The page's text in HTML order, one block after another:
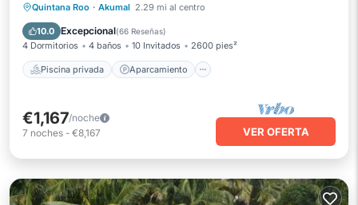
Quintana Roo · Akumal 2.29 mi al centro
10.0 Excepcional(66 Reseñas)
4 Dormitorios 4 baños 10 Invitados 2600 pies²
Piscina privada Aparcamiento
Piscina privada
Aparcamiento
Piscina
Vista al mar
€1,167/noche
7 noches - €8,167 VER OFERTA